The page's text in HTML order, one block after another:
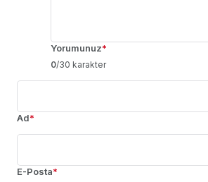
Yorumunuz*
0/30 karakter
Ad*
E-Posta*